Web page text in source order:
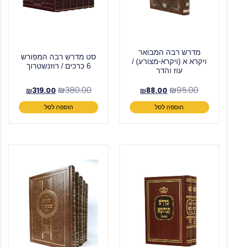
מדרש רבה המבואר
ויקרא א (ויקרא-מצורע) /
עוז והדר
₪95.00
₪88.00
הוספה לסל
סט מדרש רבה המפורש
6 כרכים / רוזנשטרוך
₪380.00
₪319.00
הוספה לסל